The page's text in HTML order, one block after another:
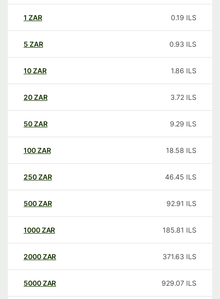
1 ZAR 0.19 ILS
5 ZAR 0.93 ILS
10ZAR 1.86 ILS
20ZAR 3.72 ILS
50ZAR 9.29 ILS
100ZAR 18.58 ILS
250ZAR 46.45 ILS
500ZAR 92.91 ILS
1000ZAR 185.81 ILS
2000ZAR 371.63 ILS
5000ZAR 929.07 ILS